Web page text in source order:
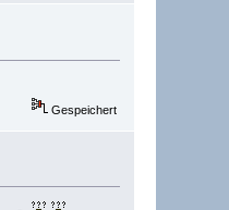
Gespeichert